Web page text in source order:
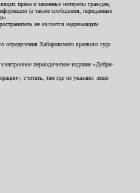
права и законные интересы граждан,
(а также сообщения, переданные
не является надлежащим
Хабаровского краевого суда
периодическое издание «Дебри-
считать, там где не указано: лицо